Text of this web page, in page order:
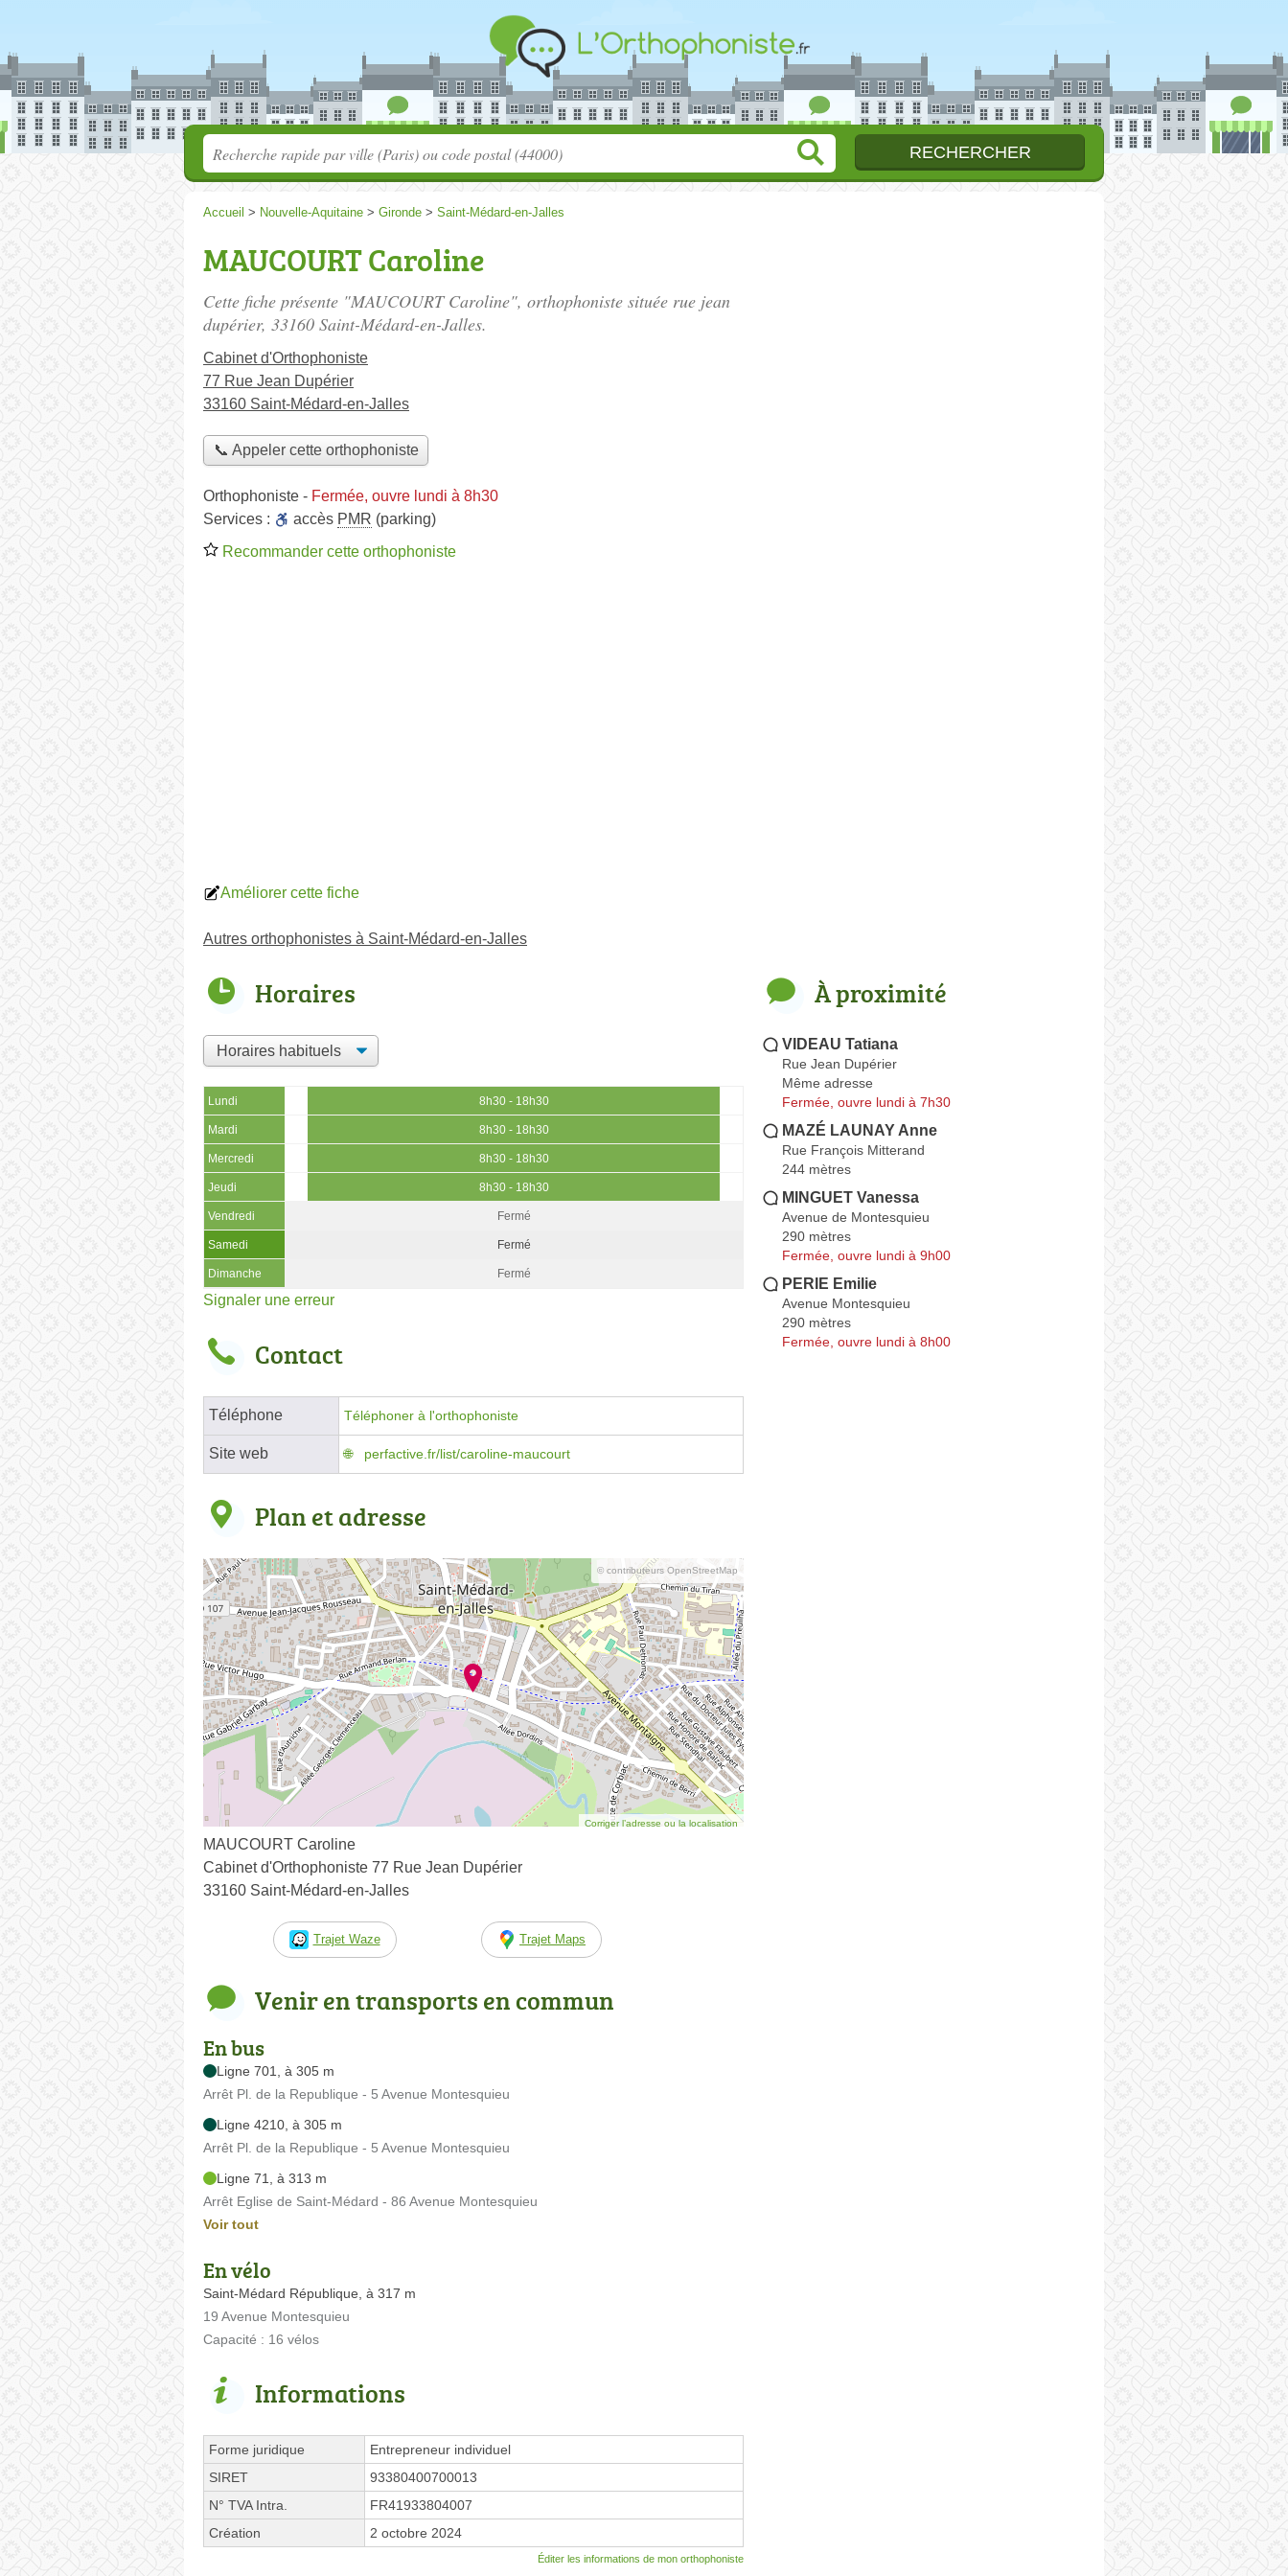
Accueil > Nouvelle-Aquitaine > Gironde > Saint-Médard-en-Jalles
MAUCOURT Caroline
Cette fiche présente "MAUCOURT Caroline", orthophoniste située rue jean
dupérier, 33160 Saint-Médard-en-Jalles.
Cabinet d'Orthophoniste
77 Rue Jean Dupérier
33160 Saint-Médard-en-Jalles
📞 Appeler cette orthophoniste
Orthophoniste - Fermée, ouvre lundi à 8h30
Services :
accès PMR (parking)
Recommander cette orthophoniste
Améliorer cette fiche
Autres orthophonistes à Saint-Médard-en-Jalles
Horaires
Lundi 8h30 - 18h30
Mardi 8h30 - 18h30
Mercredi 8h30 - 18h30
Jeudi 8h30 - 18h30
Vendredi Fermé
Samedi Fermé
Dimanche Fermé
Signaler une erreur
Contact
Téléphone Téléphoner à l'orthophoniste
Site web perfactive.fr/list/caroline-maucourt
Plan et adresse
© contributeurs OpenStreetMap
Corriger l’adresse ou la localisation
MAUCOURT Caroline
Cabinet d'Orthophoniste 77 Rue Jean Dupérier
33160 Saint-Médard-en-Jalles
Trajet Waze Trajet Maps
Venir en transports en commun
En bus
Ligne 701, à 305 m
Arrêt Pl. de la Republique - 5 Avenue Montesquieu
Ligne 4210, à 305 m
Arrêt Pl. de la Republique - 5 Avenue Montesquieu
Ligne 71, à 313 m
Arrêt Eglise de Saint-Médard - 86 Avenue Montesquieu
Voir tout
En vélo
Saint-Médard République, à 317 m
19 Avenue Montesquieu
Capacité : 16 vélos
Informations
Forme juridique
Entrepreneur individuel
SIRET
93380400700013
N° TVA Intra.
FR41933804007
Création
2 octobre 2024
Éditer les informations de mon orthophoniste
À proximité
VIDEAU Tatiana
Rue Jean Dupérier
Même adresse
Fermée, ouvre lundi à 7h30
MAZÉ LAUNAY Anne
Rue François Mitterand
244 mètres
MINGUET Vanessa
Avenue de Montesquieu
290 mètres
Fermée, ouvre lundi à 9h00
PERIE Emilie
Avenue Montesquieu
290 mètres
Fermée, ouvre lundi à 8h00